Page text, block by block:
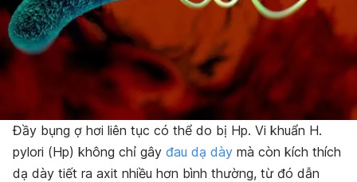
Đầy bụng ợ hơi liên tục có thể do bị Hp. Vi khuẩn H.
pylori (Hp) không chỉ gây đau dạ dày mà còn kích thích
dạ dày tiết ra axit nhiều hơn bình thường, từ đó dẫn